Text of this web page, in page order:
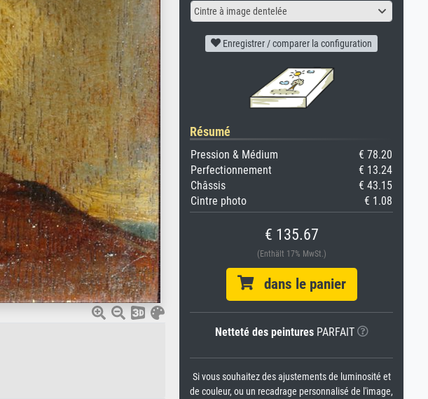
Cintre à image dentelée
Enregistrer / comparer la configuration
Résumé
Pression & Médium
€ 78.20
Perfectionnement
€ 13.24
Châssis
€ 43.15
Cintre photo
€ 1.08
€ 135.67
(Enthält 17% MwSt.)
dans le panier
Netteté des peinturesPARFAIT
Si vous souhaitez des ajustements de luminosité et
de couleur, ou un recadrage personnalisé de l'image,